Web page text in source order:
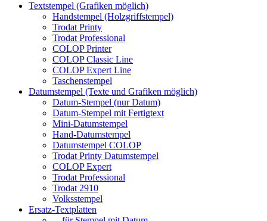
Textstempel (Grafiken möglich)
Handstempel (Holzgriffstempel)
Trodat Printy
Trodat Professional
COLOP Printer
COLOP Classic Line
COLOP Expert Line
Taschenstempel
Datumstempel (Texte und Grafiken möglich)
Datum-Stempel (nur Datum)
Datum-Stempel mit Fertigtext
Mini-Datumstempel
Hand-Datumstempel
Datumstempel COLOP
Trodat Printy Datumstempel
COLOP Expert
Trodat Professional
Trodat 2910
Volksstempel
Ersatz-Textplatten